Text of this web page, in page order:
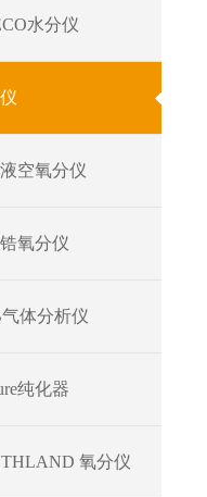
水分仪
空氧分仪
氧分仪
体分析仪
纯化器
氧分仪